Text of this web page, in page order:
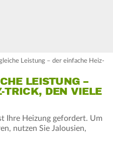
Leistung – der einfache Heiz-
LEISTUNG –
TRICK, DEN VIELE
Ihre Heizung gefordert. Um
nutzen Sie Jalousien,